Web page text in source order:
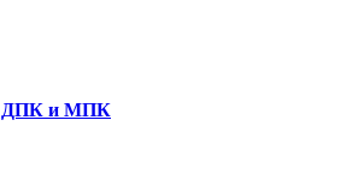
ДПК и МПК